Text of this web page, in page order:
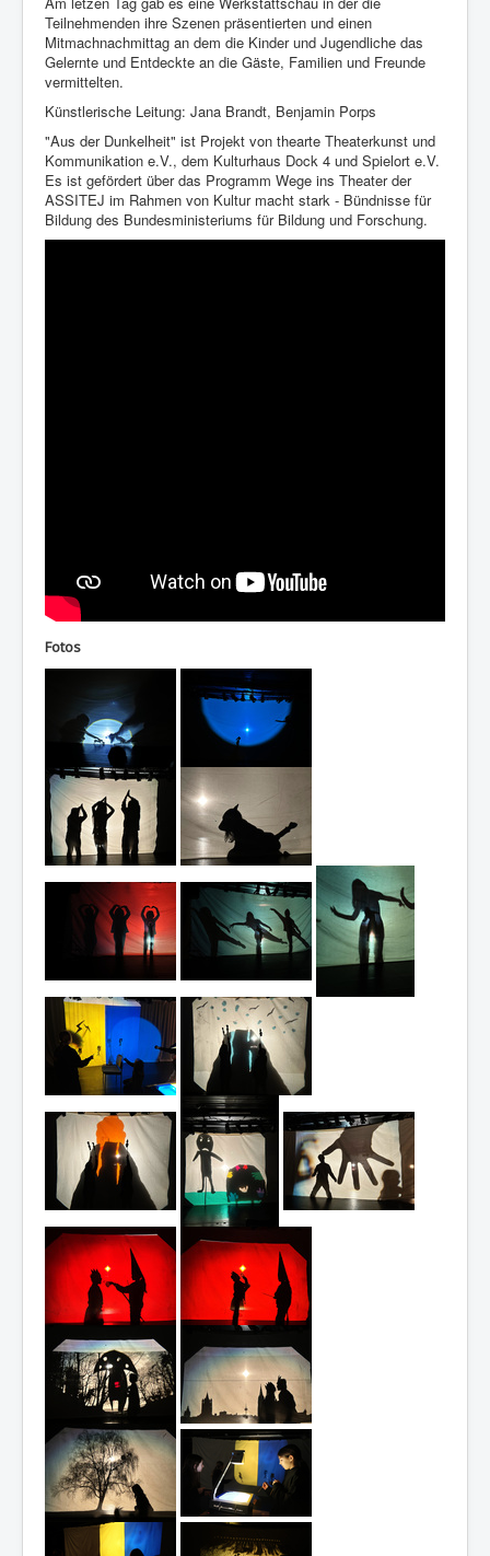
Teilnehmenden ihre Szenen präsentierten und einen
Mitmachnachmittag an dem die Kinder und Jugendliche das
Gelernte und Entdeckte an die Gäste, Familien und Freunde
vermittelten.
Künstlerische Leitung: Jana Brandt, Benjamin Porps
"Aus der Dunkelheit" ist Projekt von thearte Theaterkunst und
Kommunikation e.V., dem Kulturhaus Dock 4 und Spielort e.V.
Es ist gefördert über das Programm Wege ins Theater der
ASSITEJ im Rahmen von Kultur macht stark - Bündnisse für
Bildung des Bundesministeriums für Bildung und Forschung.
Fotos